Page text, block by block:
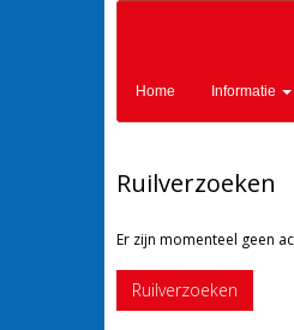
Home Informatie
Ruilverzoeken
Er zijn momenteel geen
Ruilverzoeken